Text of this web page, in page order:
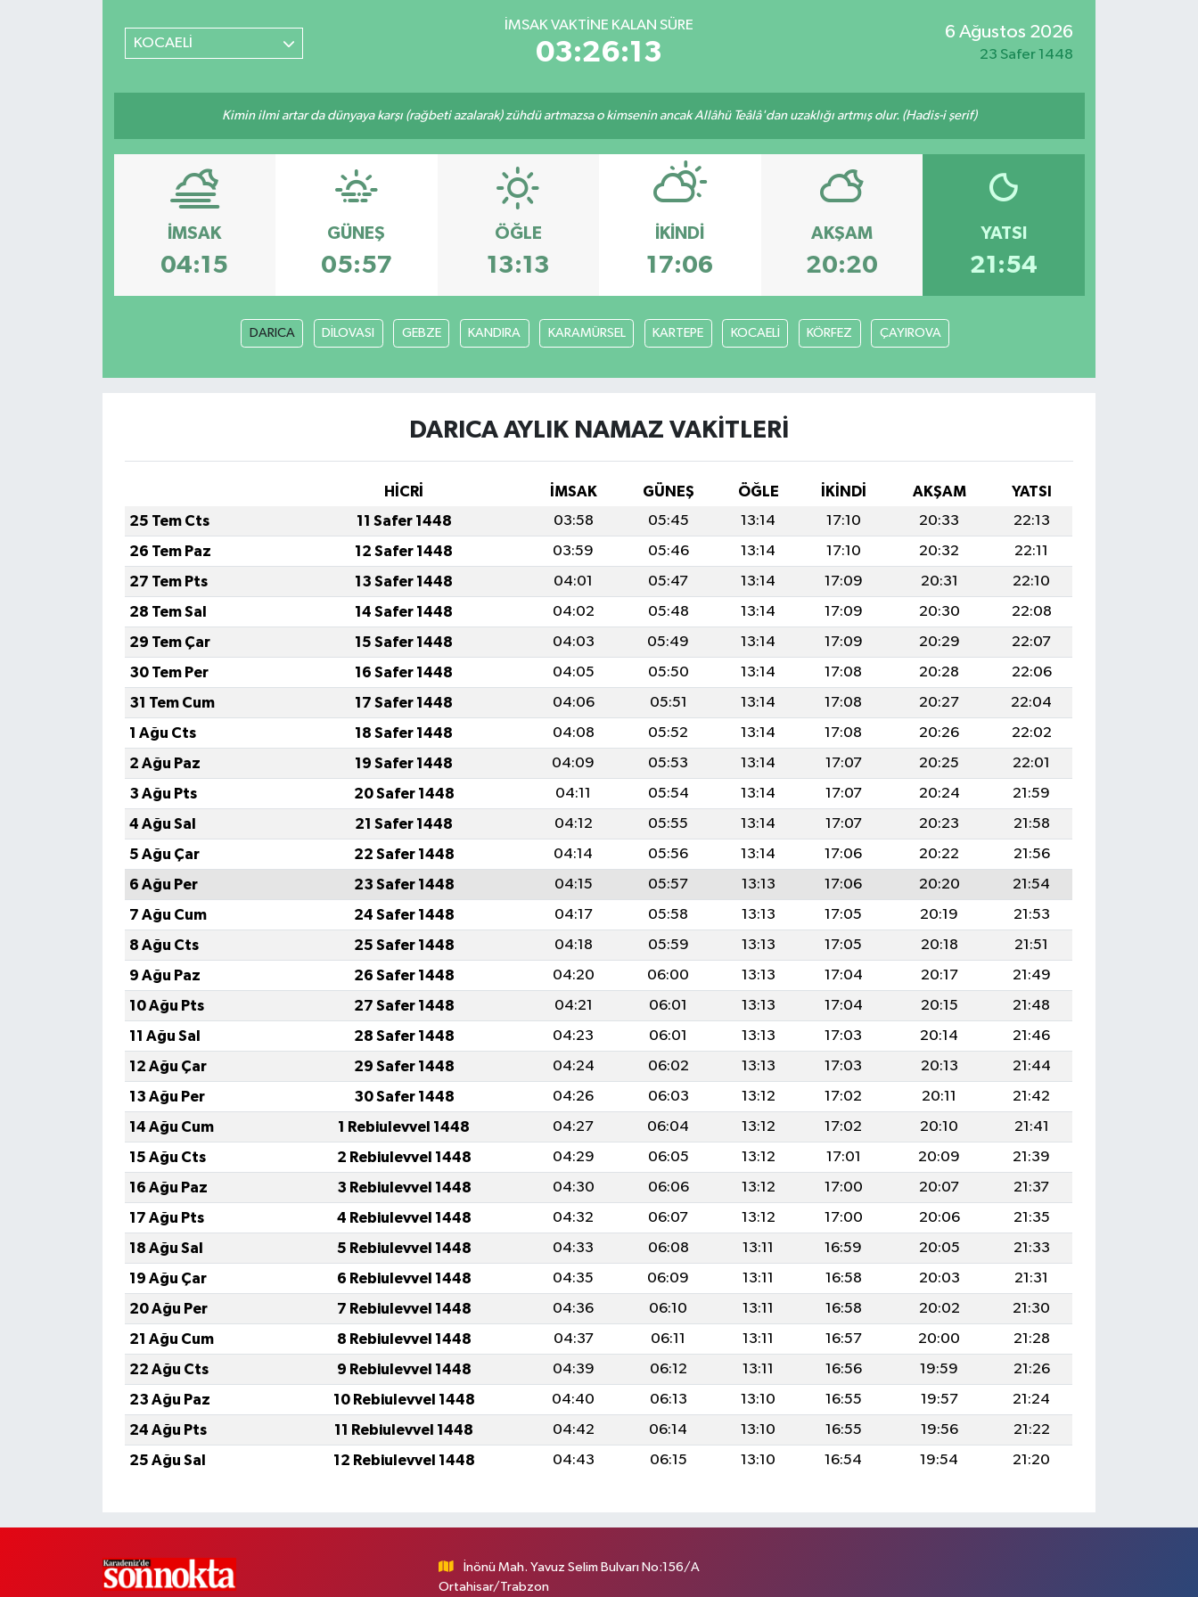
KOCAELİ
İMSAK VAKTINE KALAN SÜRE
03:26:12
6 Ağustos 2026
23 Safer 1448
Kimin ilmi artar da dünyaya karşı (rağbeti azalarak) zühdü artmazsa o kimsenin ancak Allâhü Teâlâ'dan uzaklığı artmış olur. (Hadis-i şerif)
İMSAK
04:15
GÜNEŞ
05:57
ÖĞLE
13:13
İKINDI
17:06
AKŞAM
20:20
YATSI
21:54
DARICA DİLOVASI GEBZE KANDIRA KARAMÜRSEL KARTEPE KOCAELİ KÖRFEZ ÇAYIROVA
DARICA AYLIK NAMAZ VAKITLERI
HİCRİ İMSAK GÜNEŞ ÖĞLE İKINDI AKŞAM
YATSI
25 Tem Cts
11 Safer 1448 03:58 05:45 13:14 17:10 20:33
22:13
26 Tem Paz
12 Safer 1448 03:59 05:46 13:14 17:10 20:32
22:11
27 Tem Pts
13 Safer 1448 04:01 05:47 13:14 17:09 20:31
22:10
28 Tem Sal
14 Safer 1448 04:02 05:48 13:14 17:09 20:30
22:08
29 Tem Çar
15 Safer 1448 04:03 05:49 13:14 17:09 20:29
22:07
30 Tem Per
16 Safer 1448 04:05 05:50 13:14 17:08 20:28
22:06
31 Tem Cum
17 Safer 1448 04:06 05:51 13:14 17:08 20:27
22:04
1 Ağu Cts
18 Safer 1448 04:08 05:52 13:14 17:08 20:26
22:02
2 Ağu Paz
19 Safer 1448 04:09 05:53 13:14 17:07 20:25
22:01
3 Ağu Pts
20 Safer 1448 04:11 05:54 13:14 17:07 20:24
21:59
4 Ağu Sal
21 Safer 1448 04:12 05:55 13:14 17:07 20:23
21:58
5 Ağu Çar
22 Safer 1448 04:14 05:56 13:14 17:06 20:22
21:56
6 Ağu Per
23 Safer 1448 04:15 05:57 13:13 17:06 20:20
21:54
7 Ağu Cum
24 Safer 1448 04:17 05:58 13:13 17:05 20:19
21:53
8 Ağu Cts
25 Safer 1448 04:18 05:59 13:13 17:05 20:18
21:51
9 Ağu Paz
26 Safer 1448 04:20 06:00 13:13 17:04 20:17
21:49
10 Ağu Pts
27 Safer 1448 04:21 06:01 13:13 17:04 20:15
21:48
11 Ağu Sal
28 Safer 1448 04:23 06:01 13:13 17:03 20:14
21:46
12 Ağu Çar
29 Safer 1448 04:24 06:02 13:13 17:03 20:13
21:44
13 Ağu Per
30 Safer 1448 04:26 06:03 13:12 17:02 20:11
21:42
14 Ağu Cum
1 Rebiulevvel 1448 04:27 06:04 13:12 17:02 20:10
21:41
15 Ağu Cts
2 Rebiulevvel 1448 04:29 06:05 13:12 17:01 20:09
21:39
16 Ağu Paz
3 Rebiulevvel 1448 04:30 06:06 13:12 17:00 20:07
21:37
17 Ağu Pts
4 Rebiulevvel 1448 04:32 06:07 13:12 17:00 20:06
21:35
18 Ağu Sal
5 Rebiulevvel 1448 04:33 06:08 13:11 16:59 20:05
21:33
19 Ağu Çar
6 Rebiulevvel 1448 04:35 06:09 13:11 16:58 20:03
21:31
20 Ağu Per
7 Rebiulevvel 1448 04:36 06:10 13:11 16:58 20:02
21:30
21 Ağu Cum
8 Rebiulevvel 1448 04:37 06:11 13:11 16:57 20:00
21:28
22 Ağu Cts
9 Rebiulevvel 1448 04:39 06:12 13:11 16:56 19:59
21:26
23 Ağu Paz
10 Rebiulevvel 1448 04:40 06:13 13:10 16:55 19:57
21:24
24 Ağu Pts
11 Rebiulevvel 1448 04:42 06:14 13:10 16:55 19:56
21:22
25 Ağu Sal
12 Rebiulevvel 1448 04:43 06:15 13:10 16:54 19:54 21:20
İnönü Mah. Yavuz Selim Bulvarı No:156/A
Ortahisar/Trabzon